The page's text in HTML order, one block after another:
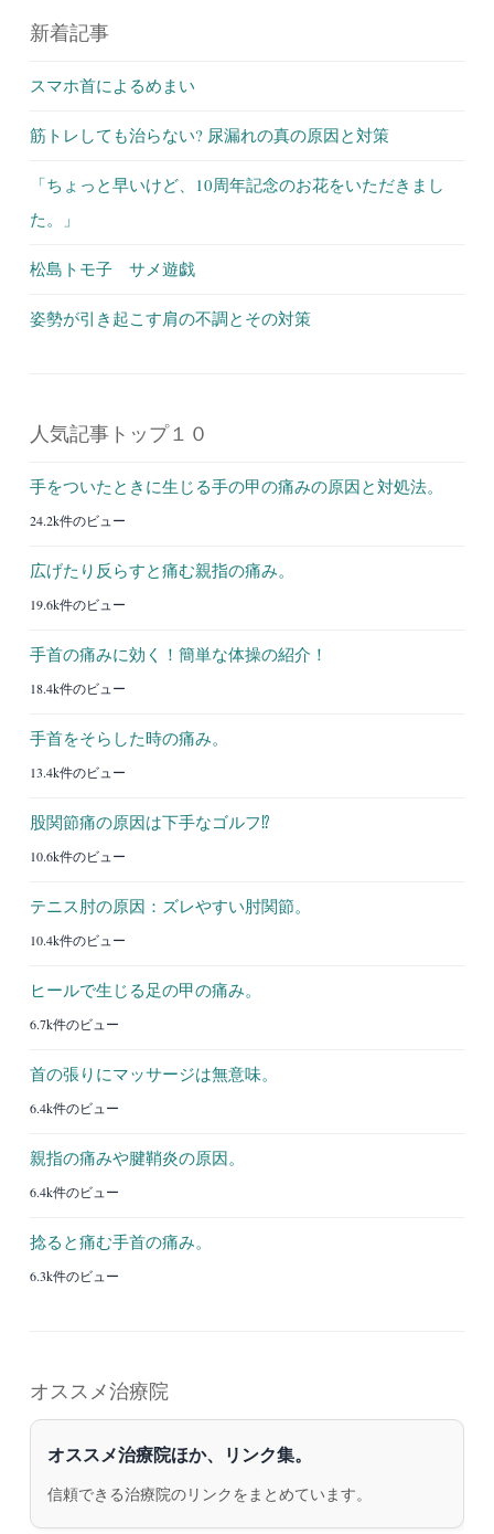
新着記事
スマホ首によるめまい
筋トレしても治らない? 尿漏れの真の原因と対策
「ちょっと早いけど、10周年記念のお花をいただきまし
た。」
松島トモ子 サメ遊戯
姿勢が引き起こす肩の不調とその対策
人気記事トップ１０
手をついたときに生じる手の甲の痛みの原因と対処法。
24.2k件のビュー
広げたり反らすと痛む親指の痛み。
19.6k件のビュー
手首の痛みに効く！簡単な体操の紹介！
18.4k件のビュー
手首をそらした時の痛み。
13.4k件のビュー
股関節痛の原因は下手なゴルフ⁉︎
10.6k件のビュー
テニス肘の原因：ズレやすい肘関節。
10.4k件のビュー
ヒールで生じる足の甲の痛み。
6.7k件のビュー
首の張りにマッサージは無意味。
6.4k件のビュー
親指の痛みや腱鞘炎の原因。
6.4k件のビュー
捻ると痛む手首の痛み。
6.3k件のビュー
オススメ治療院
オススメ治療院ほか、リンク集。
信頼できる治療院のリンクをまとめています。